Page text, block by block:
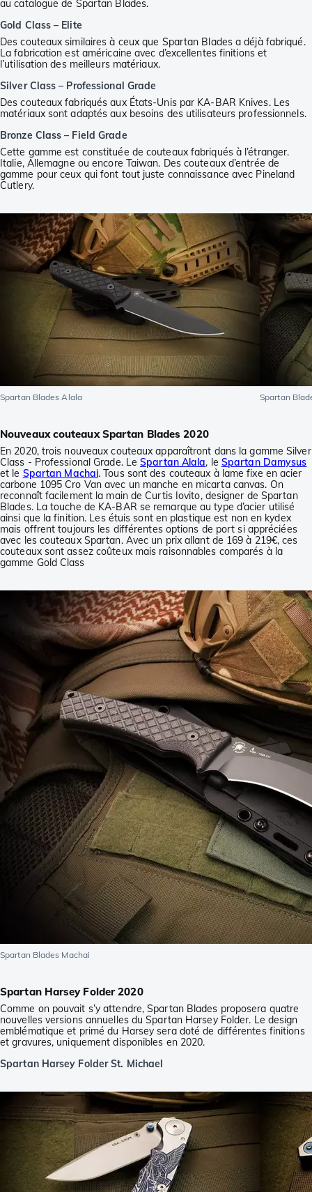
au catalogue de Spartan Blades.
Gold Class – Elite
Des couteaux similaires à ceux que Spartan Blades a déjà fabriqué.
La fabrication est américaine avec d’excellentes finitions et
l’utilisation des meilleurs matériaux.
Silver Class – Professional Grade
Des couteaux fabriqués aux États-Unis par KA-BAR Knives. Les
matériaux sont adaptés aux besoins des utilisateurs professionnels.
Bronze Class – Field Grade
Cette gamme est constituée de couteaux fabriqués à l’étranger.
Italie, Allemagne ou encore Taiwan. Des couteaux d’entrée de
gamme pour ceux qui font tout juste connaissance avec Pineland
Cutlery.
Spartan Blades Alala Spartan
Nouveaux couteaux Spartan Blades 2020
En 2020, trois nouveaux couteaux apparaîtront dans la gamme Silver
Class - Professional Grade. LeSpartan Alala, le Spartan Damysus
et le Spartan Machai. Tous sont des couteaux à lame fixe en acier
carbone 1095 Cro Van avec un manche en micarta canvas. On
reconnaît facilement la main de Curtis Iovito, designer de Spartan
Blades. La touche de KA-BAR se remarque au type d’acier utilisé
ainsi que la finition. Les étuis sont en plastique est non en kydex
mais offrent toujours les différentes options de port si appréciées
avec les couteaux Spartan. Avec un prix allant de 169 à 219€, ces
couteaux sont assez coûteux mais raisonnables comparés à la
gamme Gold Class
Spartan Blades Machai
Spartan Harsey Folder 2020
Comme on pouvait s’y attendre, Spartan Blades proposera quatre
nouvelles versions annuelles du Spartan Harsey Folder. Le design
emblématique et primé du Harsey sera doté de différentes finitions
et gravures, uniquement disponibles en 2020.
Spartan Harsey Folder St. Michael